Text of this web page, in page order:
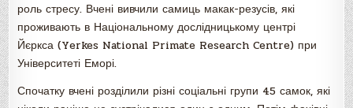
роль стресу. Вчені вивчили самиць макак-резусів, які
проживають в Національному дослідницькому центрі
Йєркса (Yerkes National Primate Research Centre) при
Університеті Еморі.
Спочатку вчені розділили різні соціальні групи 45 самок, які